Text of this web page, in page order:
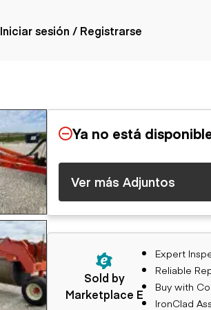
Camiones articulados
Camiones con
plataforma
Camiones volquetes
Camiones de
transporte
Camiones fuera de
carretera
Camiones de servicio
Camiones especiales
Camiones con
remolque cisterna
Iniciar sesión / Registrarse
Contactar con ventas
Ya no está
Ver más Adjuntos
Sold by
Marketplace E
Expert
Reliable
Buy with
IronClad